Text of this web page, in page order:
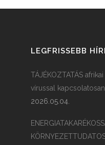
LEGFRISSEBB
TÁJÉKOZTATÁS
vírussal kapcsolatosan
2026.05.04.